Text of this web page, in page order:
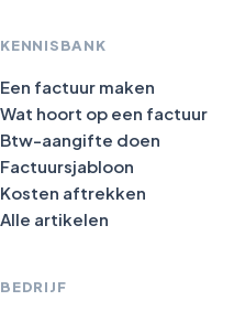
KENNISBANK
Een factuur maken
Wat hoort op een factuur
Btw-aangifte doen
Factuursjabloon
Kosten aftrekken
Alle artikelen
BEDRIJF